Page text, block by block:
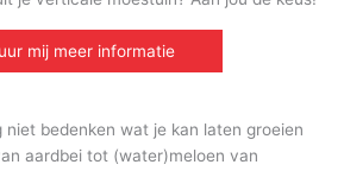
mij meer informatie
niet bedenken wat je kan laten groeien
aardbei tot (water)meloen van